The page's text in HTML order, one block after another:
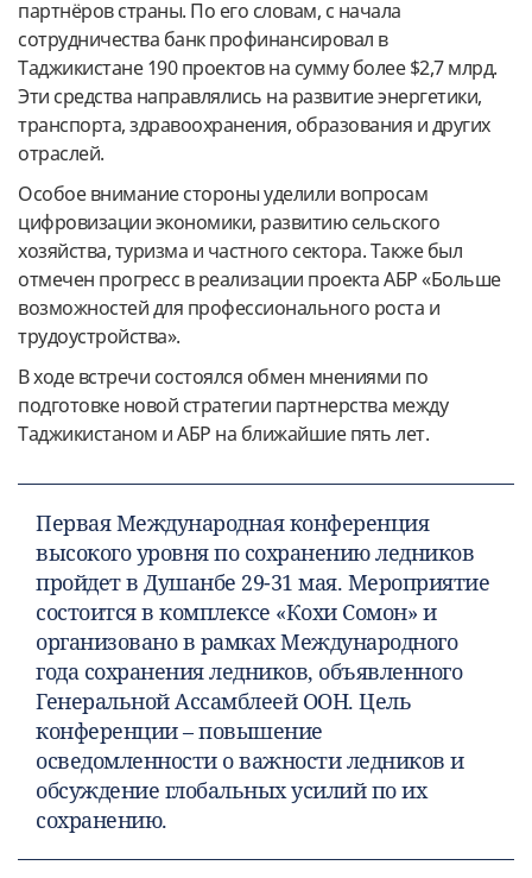
партнёров страны. По его словам, с начала
сотрудничества банк профинансировал в
Таджикистане 190 проектов на сумму более $2,7 млрд.
Эти средства направлялись на развитие энергетики,
транспорта, здравоохранения, образования и других
отраслей.
Особое внимание стороны уделили вопросам
цифровизации экономики, развитию сельского
хозяйства, туризма и частного сектора. Также был
отмечен прогресс в реализации проекта АБР «Больше
возможностей для профессионального роста и
трудоустройства».
В ходе встречи состоялся обмен мнениями по
подготовке новой стратегии партнерства между
Таджикистаном и АБР на ближайшие пять лет.
Первая Международная конференция
высокого уровня по сохранению ледников
пройдет в Душанбе 29-31 мая. Мероприятие
состоится в комплексе «Кохи Сомон» и
организовано в рамках Международного
года сохранения ледников, объявленного
Генеральной Ассамблеей ООН. Цель
конференции – повышение
осведомленности о важности ледников и
обсуждение глобальных усилий по их
сохранению.